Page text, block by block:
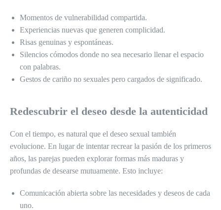
Momentos de vulnerabilidad compartida.
Experiencias nuevas que generen complicidad.
Risas genuinas y espontáneas.
Silencios cómodos donde no sea necesario llenar el espacio
con palabras.
Gestos de cariño no sexuales pero cargados de significado.
Redescubrir el deseo desde la autenticidad
Con el tiempo, es natural que el deseo sexual también
evolucione. En lugar de intentar recrear la pasión de los primeros
años, las parejas pueden explorar formas más maduras y
profundas de desearse mutuamente. Esto incluye:
Comunicación abierta sobre las necesidades y deseos de cada
uno.